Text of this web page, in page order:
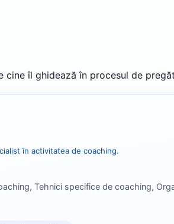
cine îl ghidează în procesul de
în activitatea de coaching.
Tehnici specifice de coaching,